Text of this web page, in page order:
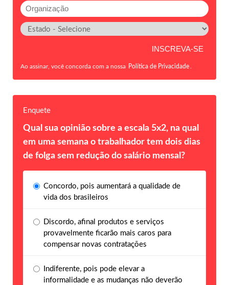
Ao assinar, você concorda com a nossa Política de Privacidade
Enquete
Qual sua opinião sobre a escala 5x2, na qual
em uma semana o trabalhador tem dois dias
de folga sem redução do salário mensal?
Concordo, pois aumentará a qualidade de
vida dos brasileiros
Discordo, afinal produtos e serviços
provavelmente ficarão mais caros para
compensar novas contratações
Indiferente, pois pode elevar a
informalidade e as mudanças não deverão